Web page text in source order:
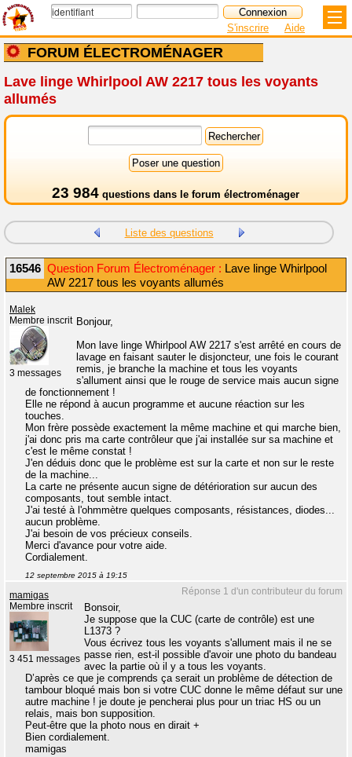
FORUM ÉLECTROMÉNAGER
S'inscrire Aide
Lave linge Whirlpool AW 2217 tous les voyants
allumés
23 984 questions dans le forum électroménager
Liste des questions
16546 Question Forum Électroménager : Lave linge Whirlpool
AW 2217 tous les voyants allumés
Malek
Membre inscrit
3 messages
Bonjour,
Mon lave linge Whirlpool AW 2217 s'est arrêté en cours de
lavage en faisant sauter le disjoncteur, une fois le courant
remis, je branche la machine et tous les voyants
s'allument ainsi que le rouge de service mais aucun signe
de fonctionnement !
Elle ne répond à aucun programme et aucune réaction sur les
touches.
Mon frère possède exactement la même machine et qui marche bien,
j'ai donc pris ma carte contrôleur que j'ai installée sur sa machine et
c'est le même constat !
J'en déduis donc que le problème est sur la carte et non sur le reste
de la machine...
La carte ne présente aucun signe de détérioration sur aucun des
composants, tout semble intact.
J'ai testé à l'ohmmètre quelques composants, résistances, diodes...
aucun problème.
J'ai besoin de vos précieux conseils.
Merci d'avance pour votre aide.
Cordialement.
12 septembre 2015 à 19:15
Réponse 1 d'un contributeur du forum
mamigas
Membre inscrit
3 451 messages
Bonsoir,
Je suppose que la CUC (carte de contrôle) est une
L1373 ?
Vous écrivez tous les voyants s'allument mais il ne se
passe rien, est-il possible d'avoir une photo du bandeau
avec la partie où il y a tous les voyants.
D’après ce que je comprends ça serait un problème de détection de
tambour bloqué mais bon si votre CUC donne le même défaut sur une
autre machine ! je doute je pencherai plus pour un triac HS ou un
relais, mais bon supposition.
Peut-être que la photo nous en dirait +
Bien cordialement.
mamigas